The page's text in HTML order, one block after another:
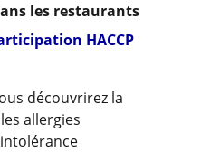
les restaurants
HACCP
découvrirez la
allergies